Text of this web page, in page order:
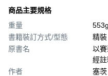
商品主要規格
重量
553g
書籍裝訂方式/型態
精裝
原書名
以
經
作者
塞茨